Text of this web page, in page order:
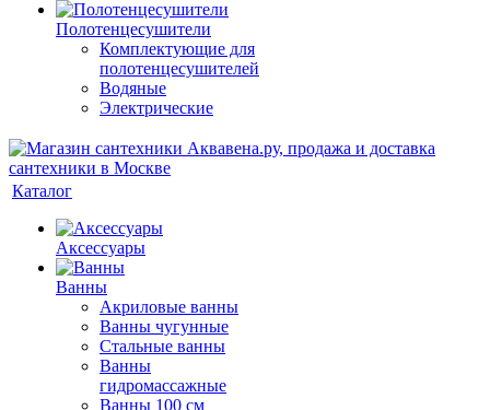
Полотенцесушители
Комплектующие для
полотенцесушителей
Водяные
Электрические
Каталог
Аксессуары
Ванны
Акриловые ванны
Ванны чугунные
Стальные ванны
Ванны
гидромассажные
Ванны 100 см